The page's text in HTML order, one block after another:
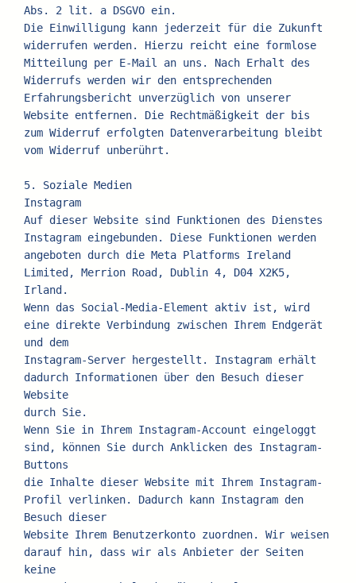
Abs. 2 lit. a DSGVO ein.
Die Einwilligung kann jederzeit für die Zukunft
widerrufen werden. Hierzu reicht eine formlose
Mitteilung per E-Mail an uns. Nach Erhalt des
Widerrufs werden wir den entsprechenden
Erfahrungsbericht unverzüglich von unserer
Website entfernen. Die Rechtmäßigkeit der bis
zum Widerruf erfolgten Datenverarbeitung bleibt
vom Widerruf unberührt.
5. Soziale Medien
Instagram
Auf dieser Website sind Funktionen des Dienstes
Instagram eingebunden. Diese Funktionen werden
angeboten durch die Meta Platforms Ireland
Limited, Merrion Road, Dublin 4, D04 X2K5,
Irland.
Wenn das Social-Media-Element aktiv ist, wird
eine direkte Verbindung zwischen Ihrem Endgerät
und dem
Instagram-Server hergestellt. Instagram erhält
dadurch Informationen über den Besuch dieser
Website
durch Sie.
Wenn Sie in Ihrem Instagram-Account eingeloggt
sind, können Sie durch Anklicken des Instagram-
Buttons
die Inhalte dieser Website mit Ihrem Instagram-
Profil verlinken. Dadurch kann Instagram den
Besuch dieser
Website Ihrem Benutzerkonto zuordnen. Wir weisen
darauf hin, dass wir als Anbieter der Seiten
keine